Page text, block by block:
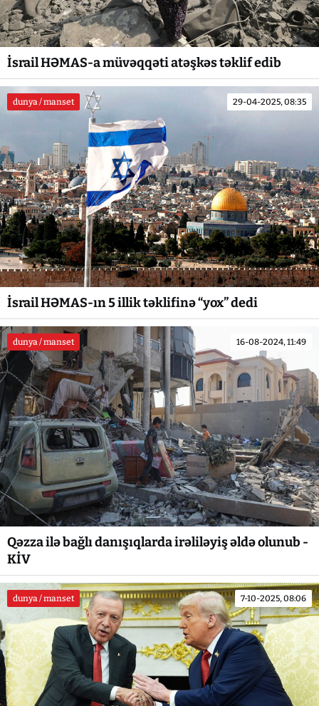
İsrail HƏMAS-a müvəqqəti atəşkəs təklif edib
dunya / manset 29-04-2025, 08:35
İsrail HƏMAS-ın 5 illik təklifinə “yox” dedi
dunya / manset 16-08-2024, 11:49
Qəzza ilə bağlı danışıqlarda irəliləyiş əldə olunub -
KİV
dunya / manset 7-10-2025, 08:06